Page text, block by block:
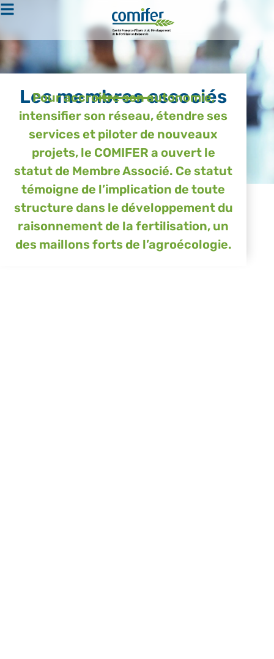
Les membres associés
Pour accroitre son autonomie,
intensifier son réseau, étendre ses
services et piloter de nouveaux
projets, le COMIFER a ouvert le
statut de Membre Associé. Ce statut
témoigne de l’implication de toute
structure dans le développement du
raisonnement de la fertilisation, un
des maillons forts de l’agroécologie.